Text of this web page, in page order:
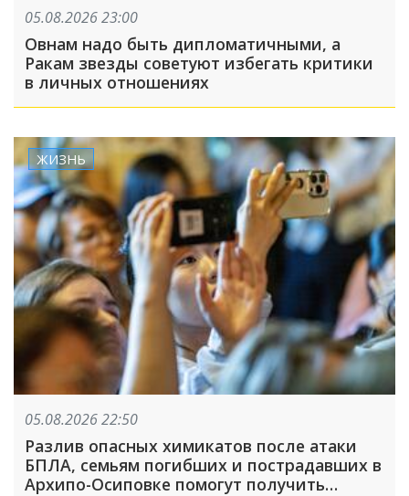
05.08.2026 23:00
Овнам надо быть дипломатичными, а
Ракам звезды советуют избегать критики
в личных отношениях
ЖИЗНЬ
05.08.2026 22:50
Разлив опасных химикатов после атаки
БПЛА, семьям погибших и пострадавших в
Архипо-Осиповке помогут получить